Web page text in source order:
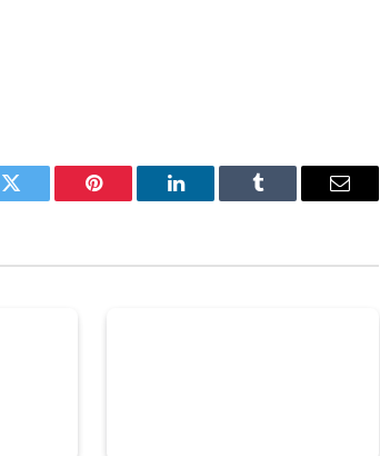
Twitter Pinterest LinkedIn Tumblr Email